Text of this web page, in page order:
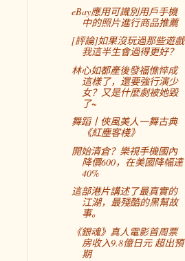
eBay應用可識別用戶手機
中的照片進行商品推薦
[評論]如果沒玩過那些遊戲
我這半生會過得更好？
林心如都產後發福憔悴成
這樣了，還要強行演少
女？又是什麼劇被她毀
了~
舞蹈丨俠風美人一舞古典
《紅塵客棧》
開始清倉？樂視手機國內
降價600，在美國降幅達
40%
這部港片講述了最真實的
江湖，最殘酷的黑幫故
事。
《銀魂》真人電影首周票
房收入9.8億日元 超出預
期